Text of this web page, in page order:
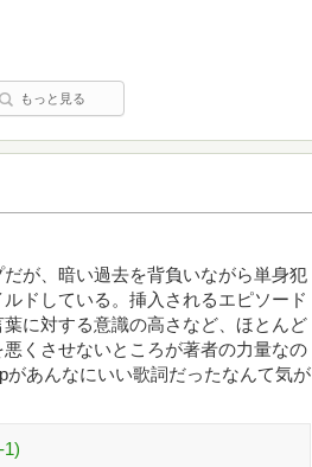
もっと見る
が、暗い過去を背負いながら単身犯
ドしている。挿入されるエピソード
に対する意識の高さなど、ほとんど
くさせないところが著者の力量なの
あんなにいい歌詞だったなんて気が
1)